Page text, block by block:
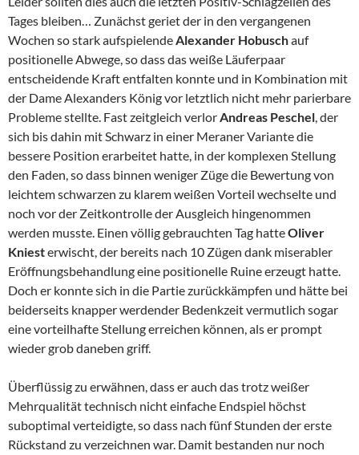
Tages bleiben… Zunächst geriet der in den vergangenen
Wochen so stark aufspielendeAlexander Hobuschauf
positionelle Abwege, so dass das weiße Läuferpaar
entscheidende Kraft entfalten konnte und in Kombination mit
der Dame Alexanders König vor letztlich nicht mehr parierbare
Probleme stellte. Fast zeitgleich verlorAndreas Peschel, der
sich bis dahin mit Schwarz in einer Meraner Variante die
bessere Position erarbeitet hatte, in der komplexen Stellung
den Faden, so dass binnen weniger Züge die Bewertung von
leichtem schwarzen zu klarem weißen Vorteil wechselte und
noch vor der Zeitkontrolle der Ausgleich hingenommen
werden musste. Einen völlig gebrauchten Tag hatteOliver
Kniesterwischt, der bereits nach 10 Zügen dank miserabler
Eröffnungsbehandlung eine positionelle Ruine erzeugt hatte.
Doch er konnte sich in die Partie zurückkämpfen und hätte bei
beiderseits knapper werdender Bedenkzeit vermutlich sogar
eine vorteilhafte Stellung erreichen können, als er prompt
wieder grob daneben griff.
Überflüssig zu erwähnen, dass er auch das trotz weißer
Mehrqualität technisch nicht einfache Endspiel höchst
suboptimal verteidigte, so dass nach fünf Stunden der erste
Rückstand zu verzeichnen war. Damit bestanden nur noch